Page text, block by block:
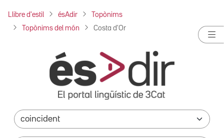
Llibre d'estil ésAdir Topònims
Topònims del món Costa d'Or